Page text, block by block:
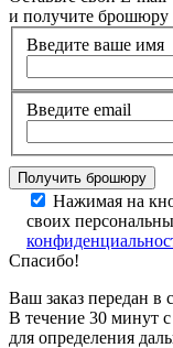
и получите брошюру
Введите ваше имя
Введите email
Нажимая на
своих
Спасибо!
Ваш заказ передан в
В течение 30 минут
для определения